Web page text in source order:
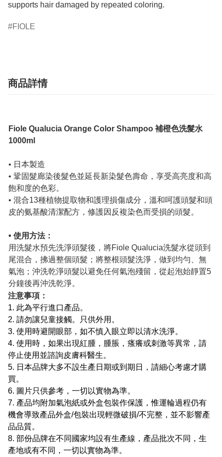
supports hair damaged by repeated coloring.
FIOLE
商品詳情
Fiole Qualucia Orange Color Shampoo 補橙色洗髮水
1000ml
• 日本製造
• 鞏固髮廊染後髮色並延長新染髮色壽命，享受高亮度和高
飽和度的色彩。
• 混合13種植物提取物和護理損傷成分，溫和呵護頭髮和頭
皮的氨基酸清潔配方，修護因反複染色而受損的頭髮。
• 使用方法：
用洗髮水預先洗淨頭髮後，將Fiole Qualucia洗髮水從頭到
尾混合，拂過整個頭髮；將整根頭髮洗淨，做到均勻、無
氣泡；沖洗乾淨頭髮以避免任何氣泡殘留，從起泡始靜置5
分鐘後再沖洗乾淨。
注意事項：
1. 此為平行進口產品。
2. 請勿讓兒童接觸。只供外用。
3. 使用時避開眼部，如不慎入眼立即以清水洗淨。
4. 使用時，如果出現紅腫，腫脹，瘙癢或刺激等異常，請
停止使用並諮詢皮膚科醫生。
5. 日本品牌大多不設生產日期或到期日，請細心考慮才購
買。
6. 圖片只供參考，一切以實物為準。
7. 產品均附加氣泡紙或外盒包裝作保護，惟運輪過程仍有
機會導致產品外盒/包裝出現輕微破損/不完整，並不影響產
品品質。
8. 部份品牌在不同國家均設有生產線，產品批次不同，生
產地或有不同，一切以實物為準。